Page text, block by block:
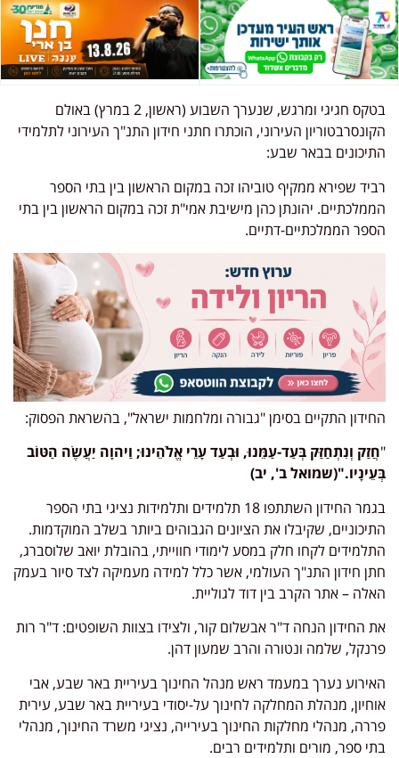
בטקס חגיגי ומרגש, שנערך השבוע (ראשון, 2 במרץ) באולם
הקונסרבטוריון העירוני, הוכתרו חתני חידון התנ"ך העירוני לתלמידי
התיכונים בבאר שבע:
רביד שפירא ממקיף טוביהו זכה במקום הראשון בין בתי הספר
הממלכתיים. יהונתן כהן מישיבת אמי"ת זכה במקום הראשון בין בתי
הספר הממלכתיים-דתיים.
החידון התקיים בסימן "גבורה ומלחמות ישראל", בהשראת הפסוק:
"חֲזַק וְנִתְחַזַּק בְּעַד-עַמֵּנוּ, וּבְעַד עָרֵי אֱלֹהֵינוּ; וַיהוָה יַעֲשֶׂה הַטּוֹב
בְּעֵינָיו."(שמואל ב', יב)
בגמר החידון השתתפו 18 תלמידים ותלמידות נציגי בתי הספר
התיכוניים, שקיבלו את הציונים הגבוהים ביותר בשלב המוקדמות.
התלמידים לקחו חלק במסע לימודי חווייתי, בהובלת יואב שלוסברג,
חתן חידון התנ"ך העולמי, אשר כלל למידה מעמיקה לצד סיור בעמק
האלה – אתר הקרב בין דוד לגוליית.
את החידון הנחה ד"ר אבשלום קור, ולצידו בצוות השופטים: ד"ר רות
פרנקל, שלמה ונטורה והרב שמעון דהן.
האירוע נערך במעמד ראש מנהל החינוך בעיריית באר שבע, אבי
אוחיון, מנהלת המחלקה לחינוך על-יסודי בעיריית באר שבע, עירית
פררה, מנהלי מחלקות החינוך בעירייה, נציגי משרד החינוך, מנהלי
בתי ספר, מורים ותלמידים רבים.